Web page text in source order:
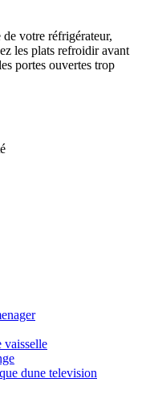
votre réfrigérateur,
les plats refroidir avant
portes ouvertes trop
vaisselle
dune television